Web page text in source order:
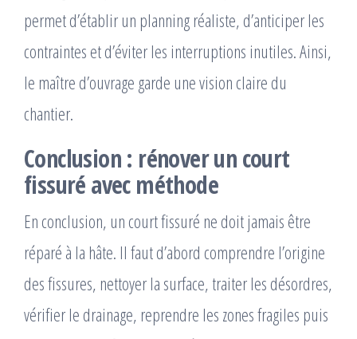
permet d’établir un planning réaliste, d’anticiper les
contraintes et d’éviter les interruptions inutiles. Ainsi,
le maître d’ouvrage garde une vision claire du
chantier.
Conclusion : rénover un court
fissuré avec méthode
En conclusion, un court fissuré ne doit jamais être
réparé à la hâte. Il faut d’abord comprendre l’origine
des fissures, nettoyer la surface, traiter les désordres,
vérifier le drainage, reprendre les zones fragiles puis